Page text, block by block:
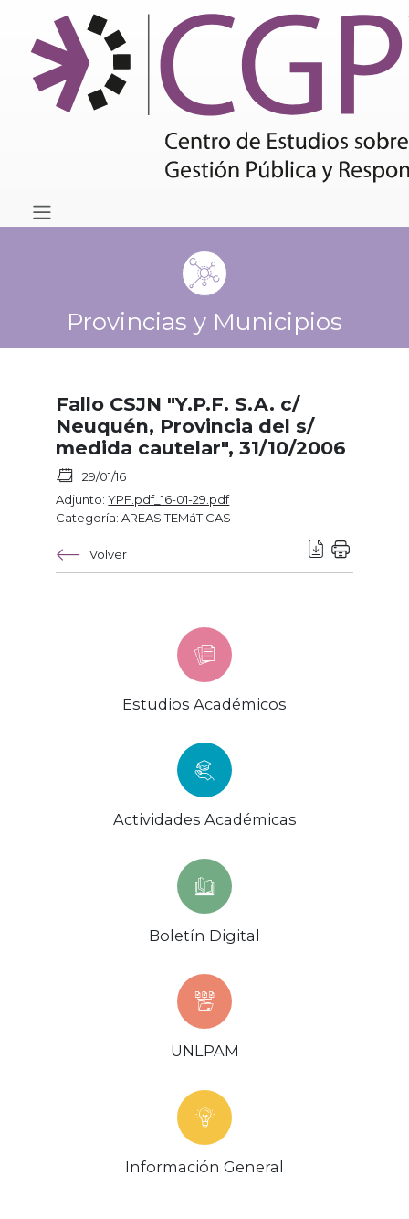
Provincias y Municipios
Fallo CSJN "Y.P.F. S.A. c/
Neuquén, Provincia del s/
medida cautelar", 31/10/2006
29/01/16
Adjunto:YPF.pdf_16-01-29.pdf
Categoría: AREAS TEMáTICAS
Volver
Estudios Académicos
Actividades Académicas
Boletín Digital
UNLPAM
Información General